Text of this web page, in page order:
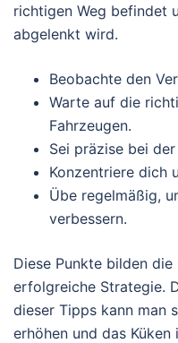
richtigen Weg befindet
abgelenkt wird.
Beobachte den
Warte auf die
Fahrzeugen.
Sei präzise bei
Konzentriere dich
Übe regelmäßig,
verbessern.
Diese Punkte bilden
erfolgreiche Strategie.
dieser Tipps kann man
erhöhen und das